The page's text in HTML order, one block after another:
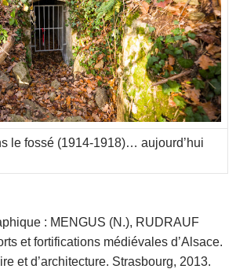
le fossé (1914-1918)… aujourd’hui
: MENGUS (N.), RUDRAUF
et fortifications médiévales d’Alsace.
et d’architecture. Strasbourg, 2013.